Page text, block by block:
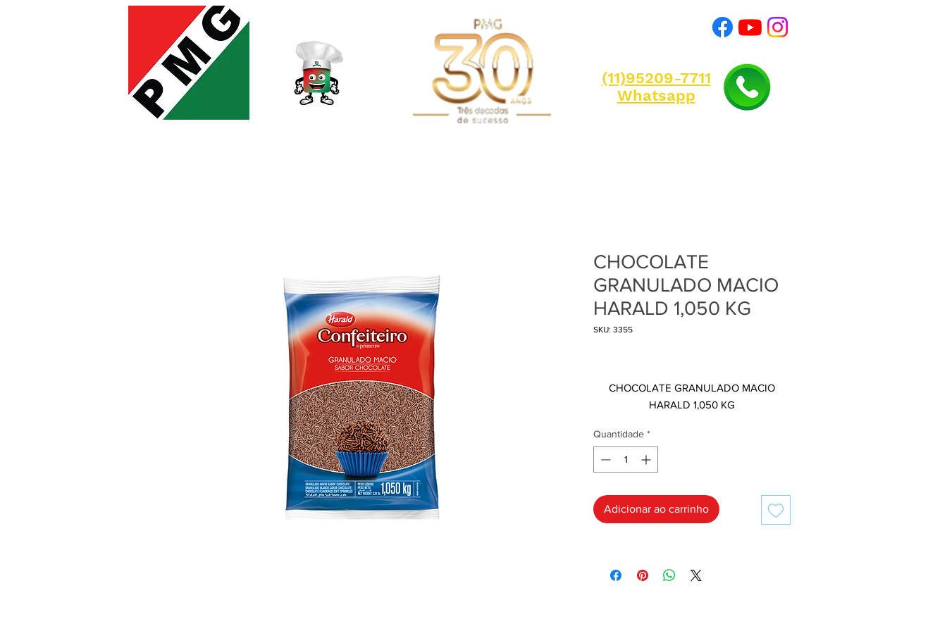
(11)95209-7711
Whatsapp
CHOCOLATE
GRANULADO MACIO
HARALD 1,050 KG
SKU: 3355
CHOCOLATE GRANULADO MACIO
HARALD 1,050 KG
Quantidade *
Adicionar ao carrinho